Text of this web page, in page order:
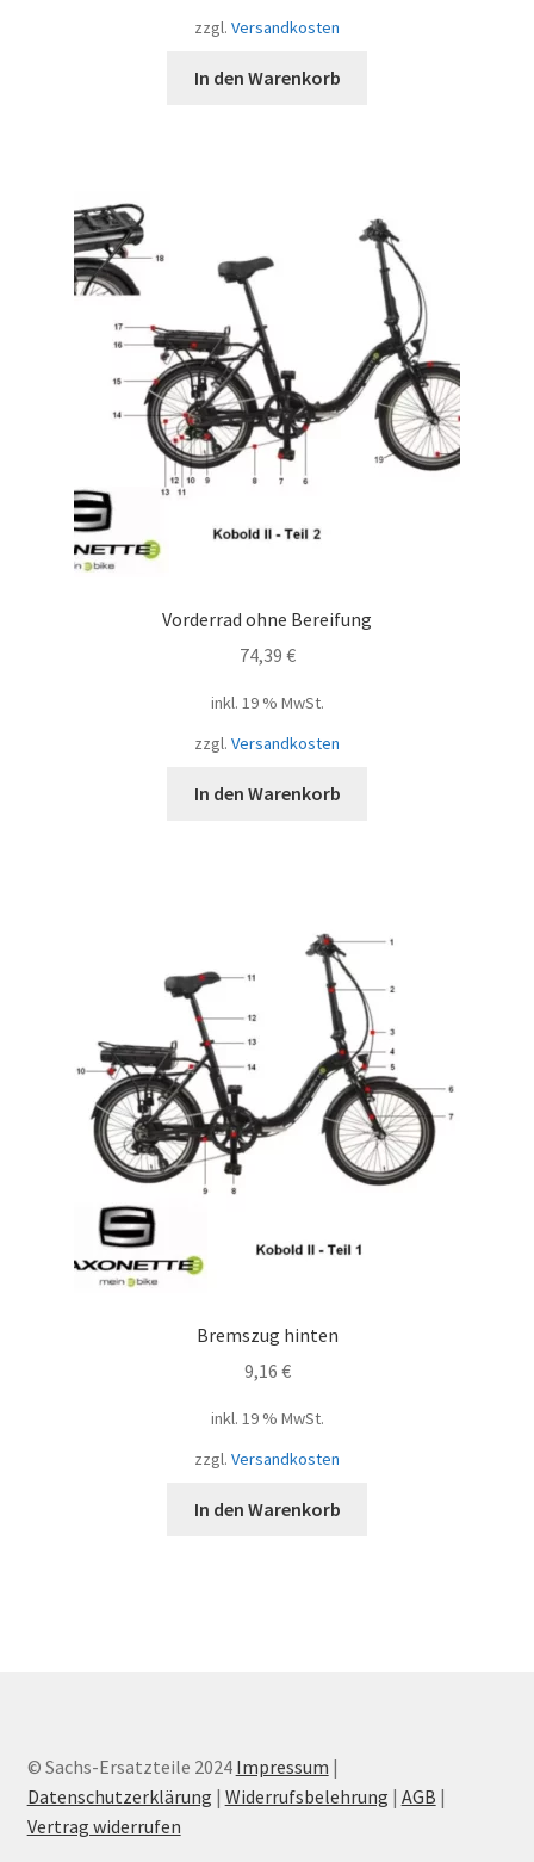
zzgl. Versandkosten
In den Warenkorb
Vorderrad ohne Bereifung
74,39 €
inkl. 19 % MwSt.
zzgl. Versandkosten
In den Warenkorb
Bremszug hinten
9,16 €
inkl. 19 % MwSt.
zzgl. Versandkosten
In den Warenkorb
© Sachs-Ersatzteile 2024 Impressum |
Datenschutzerklärung | Widerrufsbelehrung | AGB |
Vertrag widerrufen